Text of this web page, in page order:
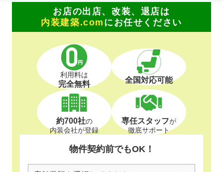
お店の出店、改装、退店は
内装建築.com にお任せください
利用料は
完全無料 全国対応可能
約700社の
内装会社が登録
専任スタッフが
徹底サポート
物件契約前でもOK！